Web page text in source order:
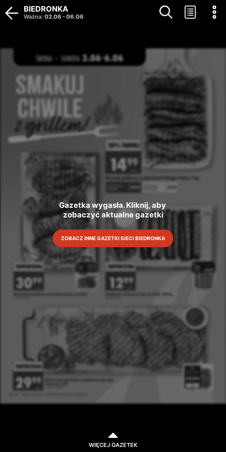
Gazetka wygasła. Kliknij, aby
zobaczyć aktualne gazetki
ZOBACZ INNE GAZETKI SIECI BIEDRONKA
BIEDRONKA
Ważna: 02.06 -06.06
WIĘCEJ GAZETEK